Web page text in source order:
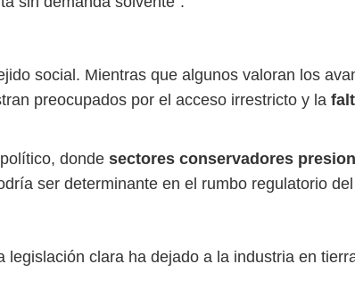
social. Mientras que algunos valoran los
preocupados por el acceso irrestricto y la
donde sectores conservadores
ser determinante en el rumbo regulatorio
legislación clara ha dejado a la industria en